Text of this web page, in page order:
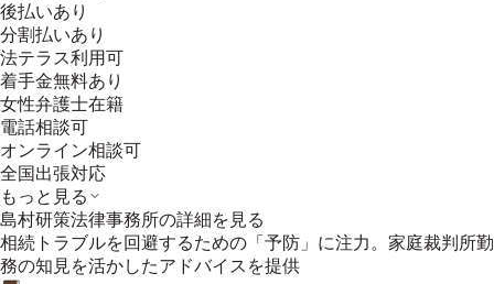
後払いあり
分割払いあり
法テラス利用可
着手金無料あり
女性弁護士在籍
電話相談可
オンライン相談可
全国出張対応
もっと見る
島村研策法律事務所の詳細を見る
相続トラブルを回避するための「予防」に注力。家庭裁判所勤
務の知見を活かしたアドバイスを提供